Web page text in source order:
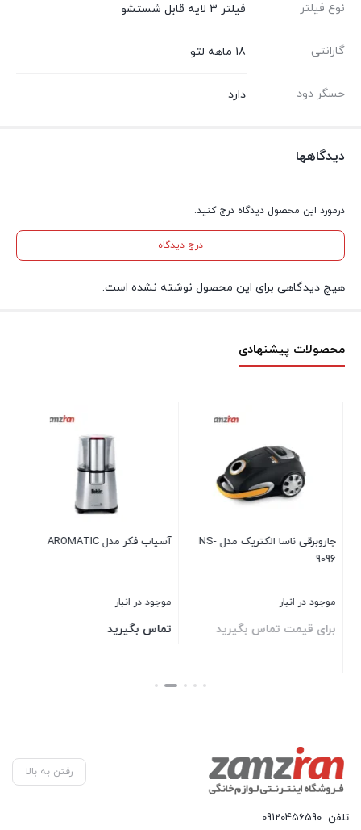
نوع فیلتر فیلتر 3 لایه قابل شستشو
گارانتی 18 ماهه لتو
حسگر دود دارد
دیدگاهها
درمورد این محصول دیدگاه درج کنید.
درج دیدگاه
هیچ دیدگاهی برای این محصول نوشته نشده است.
محصولات پیشنهادی
جاروبرقی ناسا الکتریک مدل NS-
9096
موجود در انبار
برای قیمت تماس بگیرید
آسیاب فکر مدل AROMATIC
موجود در انبار
تماس بگیرید
بستن
رفتن به بالا
تلفن 09120456590